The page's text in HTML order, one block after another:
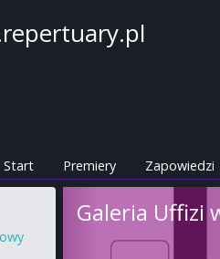
Start Premiery Zapowiedzi
Galeria Uffizi